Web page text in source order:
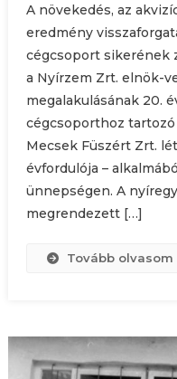
A növekedés, az
eredmény
cégcsoport sikerének
a Nyírzem Zrt. elnök-
megalakulásának 20.
cégcsoporthoz tartozó
Mecsek Füszért Zrt.
évfordulója –
ünnepségen. A
megrendezett […]
Tovább olvasom